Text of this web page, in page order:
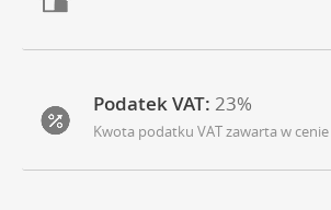
Podatek VAT: 23%
Kwota podatku VAT zawarta w